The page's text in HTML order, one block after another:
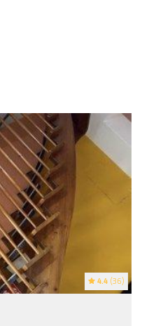
4.4 (36)